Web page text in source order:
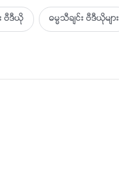
ဗီဒီယို ဓမၼသီခ်င္း ဗီဒီယိုမ်ား